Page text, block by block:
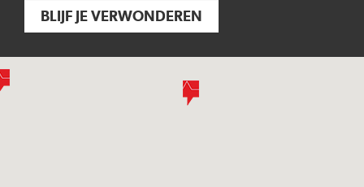
BLIJF JE VERWONDEREN